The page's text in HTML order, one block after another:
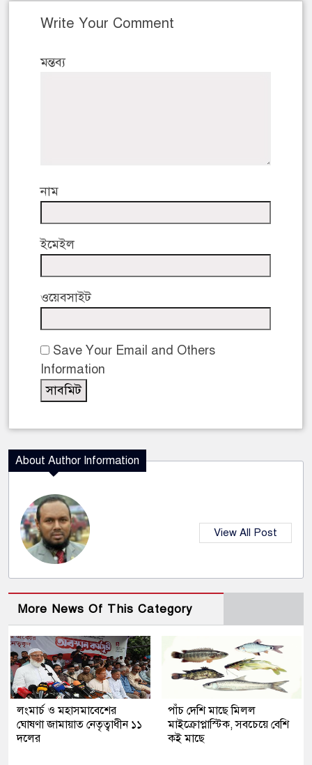
Write Your Comment
মন্তব্য
নাম
ইমেইল
ওয়েবসাইট
Save Your Email and Others
Information
About Author Information
View All Post
More News Of This Category
লংমার্চ ও মহাসমাবেশের
ঘোষণা জামায়াত নেতৃত্বাধীন ১১
দলের
পাঁচ দেশি মাছে মিলল
মাইক্রোপ্লাস্টিক, সবচেয়ে বেশি
কই মাছে